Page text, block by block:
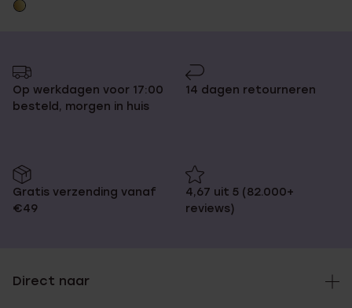
Op werkdagen voor 17:00
besteld, morgen in huis
14 dagen retourneren
Gratis verzending vanaf
€49
4,67 uit 5 (82.000+
reviews)
Direct naar